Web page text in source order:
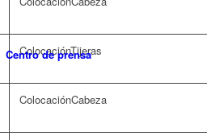
Centro de prensa
Tijeras
Cabeza